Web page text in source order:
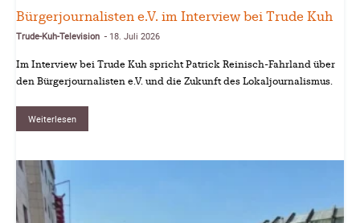
Bürgerjournalisten e.V. im Interview bei Trude Kuh
Trude-Kuh-Television - 18. Juli 2026
Im Interview bei Trude Kuh spricht Patrick Reinisch-Fahrland über
den Bürgerjournalisten e.V. und die Zukunft des Lokaljournalismus.
Weiterlesen